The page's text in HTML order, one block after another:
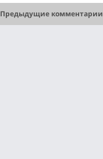
Предыдущие комментарии